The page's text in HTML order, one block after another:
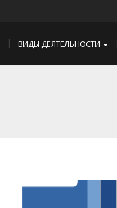
ВИДЫ ДЕЯТЕЛЬНОСТИ